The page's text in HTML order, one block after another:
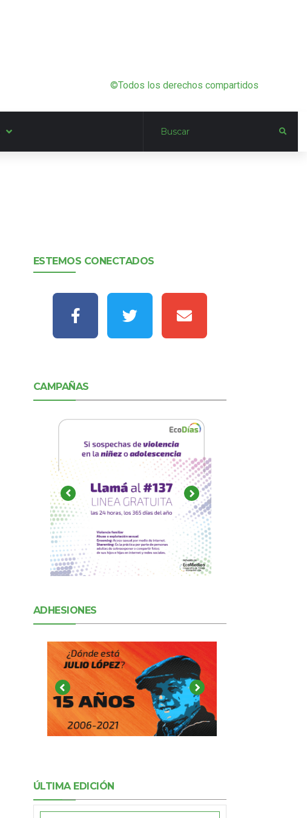
©Todos los derechos compartidos
ESTEMOS CONECTADOS
CAMPAÑAS
ADHESIONES
ÚLTIMA EDICIÓN